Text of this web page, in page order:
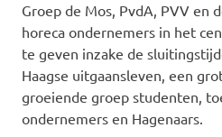
Groep de Mos, PvdA, PVV en
horeca ondernemers in het
te geven inzake de
Haagse uitgaansleven, een
groeiende groep studenten,
ondernemers en Hagenaars.